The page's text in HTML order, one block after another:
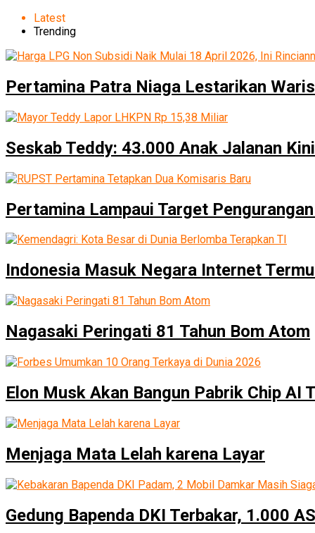
Latest
Trending
Pertamina Patra Niaga Lestarikan
Seskab Teddy: 43.000 Anak Jalanan
Pertamina Lampaui Target
Indonesia Masuk Negara Internet
Nagasaki Peringati 81 Tahun Bom Atom
Elon Musk Akan Bangun Pabrik Chip AI
Menjaga Mata Lelah karena Layar
Gedung Bapenda DKI Terbakar, 1.000